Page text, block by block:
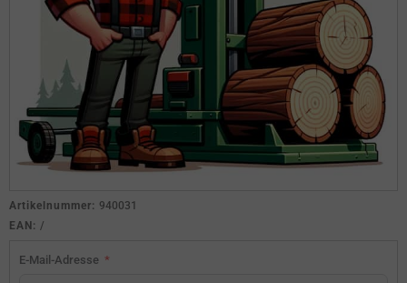
Artikelnummer: 940031
EAN: /
E-Mail-Adresse